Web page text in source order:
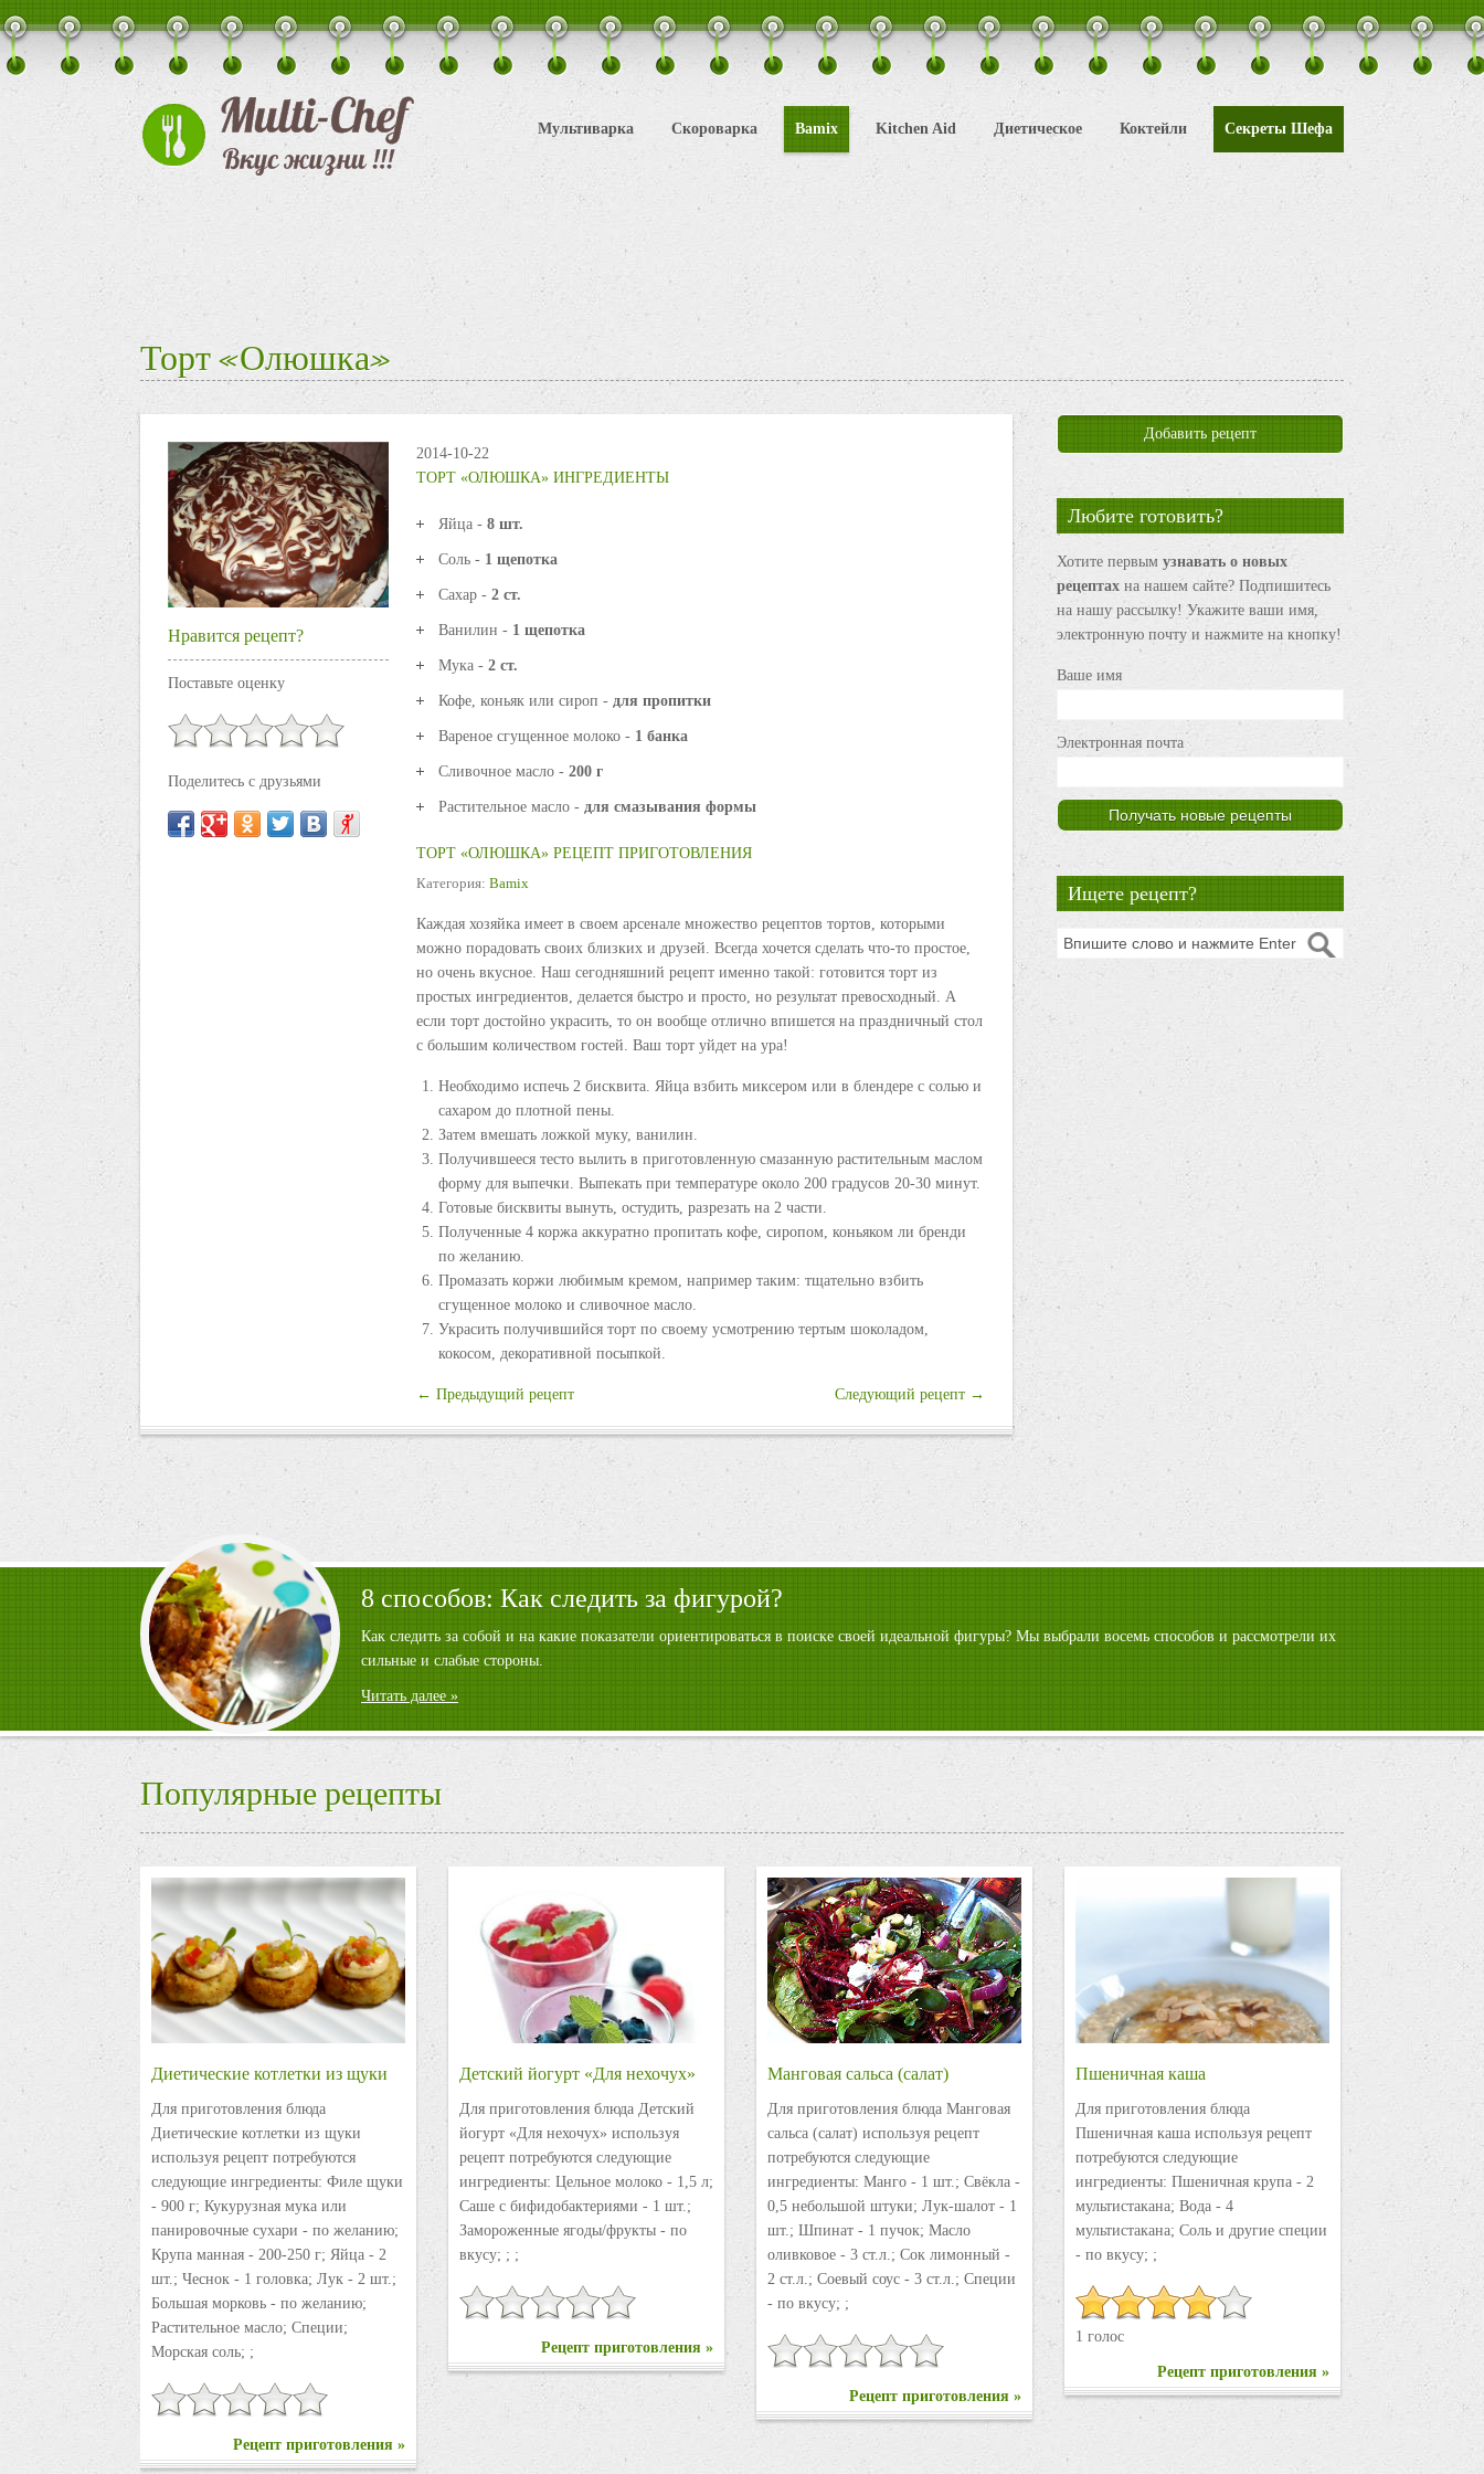
Мультиварка Скороварка Bamix Kitchen Aid Диетическое Коктейли Секреты Шефа
Торт «Олюшка»
2014-10-22
Нравится рецепт?
Поставьте оценку
Поделитесь с друзьями
ТОРТ «ОЛЮШКА» ИНГРЕДИЕНТЫ
Яйца - 8 шт.
Соль - 1 щепотка
Сахар - 2 ст.
Ванилин - 1 щепотка
Мука - 2 ст.
Кофе, коньяк или сироп - для пропитки
Вареное сгущенное молоко - 1 банка
Сливочное масло - 200 г
Растительное масло - для смазывания формы
ТОРТ «ОЛЮШКА» РЕЦЕПТ ПРИГОТОВЛЕНИЯ
Категория: Bamix
Каждая хозяйка имеет в своем арсенале множество рецептов тортов, которыми
можно порадовать своих близких и друзей. Всегда хочется сделать что-то простое,
но очень вкусное. Наш сегодняшний рецепт именно такой: готовится торт из
простых ингредиентов, делается быстро и просто, но результат превосходный. А
если торт достойно украсить, то он вообще отлично впишется на праздничный стол
с большим количеством гостей. Ваш торт уйдет на ура!
Необходимо испечь 2 бисквита. Яйца взбить миксером или в блендере с солью и
сахаром до плотной пены.
Затем вмешать ложкой муку, ванилин.
Получившееся тесто вылить в приготовленную смазанную растительным маслом
форму для выпечки. Выпекать при температуре около 200 градусов 20-30 минут.
Готовые бисквиты вынуть, остудить, разрезать на 2 части.
Полученные 4 коржа аккуратно пропитать кофе, сиропом, коньяком ли бренди
по желанию.
Промазать коржи любимым кремом, например таким: тщательно взбить
сгущенное молоко и сливочное масло.
Украсить получившийся торт по своему усмотрению тертым шоколадом,
кокосом, декоративной посыпкой.
← Предыдущий рецепт Следующий рецепт →
Добавить рецепт
Любите готовить?
Хотите первым узнавать о новых
рецептах на нашем сайте? Подпишитесь
на нашу рассылку! Укажите ваши имя,
электронную почту и нажмите на кнопку!
Ваше имя
Электронная почта
Ищете рецепт?
8 способов: Как следить за фигурой?
Как следить за собой и на какие показатели ориентироваться в поиске своей идеальной фигуры? Мы выбрали восемь способов и рассмотрели их
сильные и слабые стороны.
Читать далее »
Популярные рецепты
Диетические котлетки из щуки
Для приготовления блюда
Диетические котлетки из щуки
используя рецепт потребуются
следующие ингредиенты: Филе щуки
- 900 г; Кукурузная мука или
панировочные сухари - по желанию;
Крупа манная - 200-250 г; Яйца - 2
шт.; Чеснок - 1 головка; Лук - 2 шт.;
Большая морковь - по желанию;
Растительное масло; Специи;
Морская соль; ;
Рецепт приготовления »
Детский йогурт «Для нехочух»
Для приготовления блюда Детский
йогурт «Для нехочух» используя
рецепт потребуются следующие
ингредиенты: Цельное молоко - 1,5 л;
Саше с бифидобактериями - 1 шт.;
Замороженные ягоды/фрукты - по
вкусу; ; ;
Рецепт приготовления »
Манговая сальса (салат)
Для приготовления блюда Манговая
сальса (салат) используя рецепт
потребуются следующие
ингредиенты: Манго - 1 шт.; Свёкла -
0,5 небольшой штуки; Лук-шалот - 1
шт.; Шпинат - 1 пучок; Масло
оливковое - 3 ст.л.; Сок лимонный -
2 ст.л.; Соевый соус - 3 ст.л.; Специи
- по вкусу; ;
Рецепт приготовления »
Пшеничная каша
Для приготовления блюда
Пшеничная каша используя рецепт
потребуются следующие
ингредиенты: Пшеничная крупа - 2
мультистакана; Вода - 4
мультистакана; Соль и другие специи
- по вкусу; ;
1 голос
Рецепт приготовления »